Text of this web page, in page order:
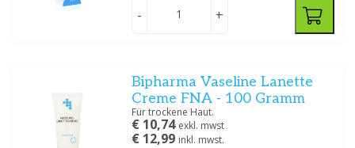
Bayer(6)
(1)
Healthypharm
Zeig mehr
Cremes und Salben
- +
Bipharma Vaseline Lanette
Creme FNA - 100 Gramm
Für trockene Haut.
€ 10,74 exkl. mwst
€ 12,99 inkl. mwst.